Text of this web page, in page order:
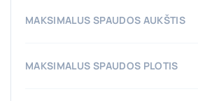
MAKSIMALUS SPAUDOS AUKŠTIS
MAKSIMALUS SPAUDOS PLOTIS